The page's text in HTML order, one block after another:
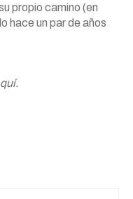
propio camino (en
hace un par de años